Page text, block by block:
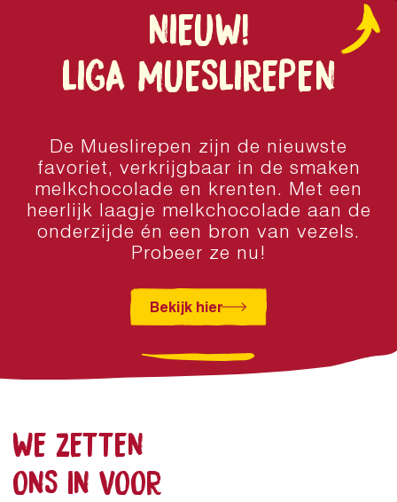
NIEUW!
LIGA MUESLIREPEN
De Mueslirepen zijn de nieuwste
favoriet, verkrijgbaar in de smaken
melkchocolade en krenten. Met een
heerlijk laagje melkchocolade aan de
onderzijde én een bron van vezels.
Probeer ze nu!
Bekijk hier
WE ZETTEN
ONS IN VOOR